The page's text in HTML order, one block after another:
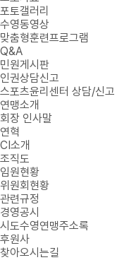
포토갤러리
수영동영상
맞춤형훈련프로그램
Q&A
민원게시판
인권상담신고
스포츠윤리센터 상담/신고
연맹소개
회장 인사말
연혁
CI소개
조직도
임원현황
위원회현황
관련규정
경영공시
시도수영연맹주소록
후원사
찾아오시는길